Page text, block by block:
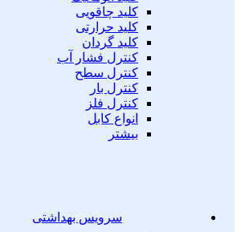
کلید چاقویی
کلید حرارتی
کلید گردان
کنترل فشار آب
کنترل سطح
کنترل بار
کنترل فلز
انواع کابل
بیشتر
سرویس بهداشتی